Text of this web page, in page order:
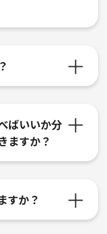
ばいいか分
ますか？
すか？